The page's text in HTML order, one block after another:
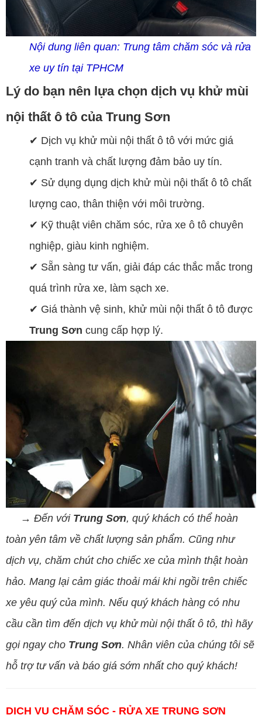
Nội dung liên quan: Trung tâm chăm sóc và rửa
xe uy tín tại TPHCM
Lý do bạn nên lựa chọn dịch vụ khử mùi
nội thất ô tô của Trung Sơn
✔ Dịch vụ khử mùi nội thất ô tô với mức giá
cạnh tranh và chất lượng đảm bảo uy tín.
✔ Sử dụng dụng dịch khử mùi nội thất ô tô chất
lượng cao, thân thiện với môi trường.
✔ Kỹ thuật viên chăm sóc, rửa xe ô tô chuyên
nghiệp, giàu kinh nghiệm.
✔ Sẵn sàng tư vấn, giải đáp các thắc mắc trong
quá trình rửa xe, làm sạch xe.
✔ Giá thành vệ sinh, khử mùi nội thất ô tô được
Trung Sơn cung cấp hợp lý.
→ Đến với Trung Sơn, quý khách có thể hoàn
toàn yên tâm về chất lượng sản phẩm. Cũng như
dịch vụ, chăm chút cho chiếc xe của mình thật hoàn
hảo. Mang lại cảm giác thoải mái khi ngồi trên chiếc
xe yêu quý của mình. Nếu quý khách hàng có nhu
cầu cần tìm đến dịch vụ khử mùi nội thất ô tô, thì hãy
gọi ngay cho Trung Sơn. Nhân viên của chúng tôi sẽ
hỗ trợ tư vấn và báo giá sớm nhất cho quý khách!
DỊCH VỤ CHĂM SÓC - RỬA XE TRUNG SƠN